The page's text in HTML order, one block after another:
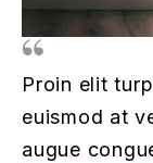
Proin elit
euismod at
augue